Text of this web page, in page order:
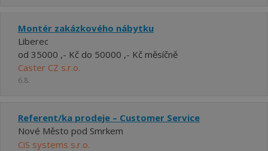
Montér zakázkového nábytku
Liberec
od 35000 ,- Kč do 50000 ,- Kč měsíčně
Caster CZ s.r.o.
6.8.
Referent/ka prodeje – Customer Service
Nové Město pod Smrkem
CiS systems s.r.o.